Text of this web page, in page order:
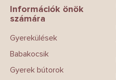
Információk önök
számára
Gyerekülések
Babakocsik
Gyerek bútorok